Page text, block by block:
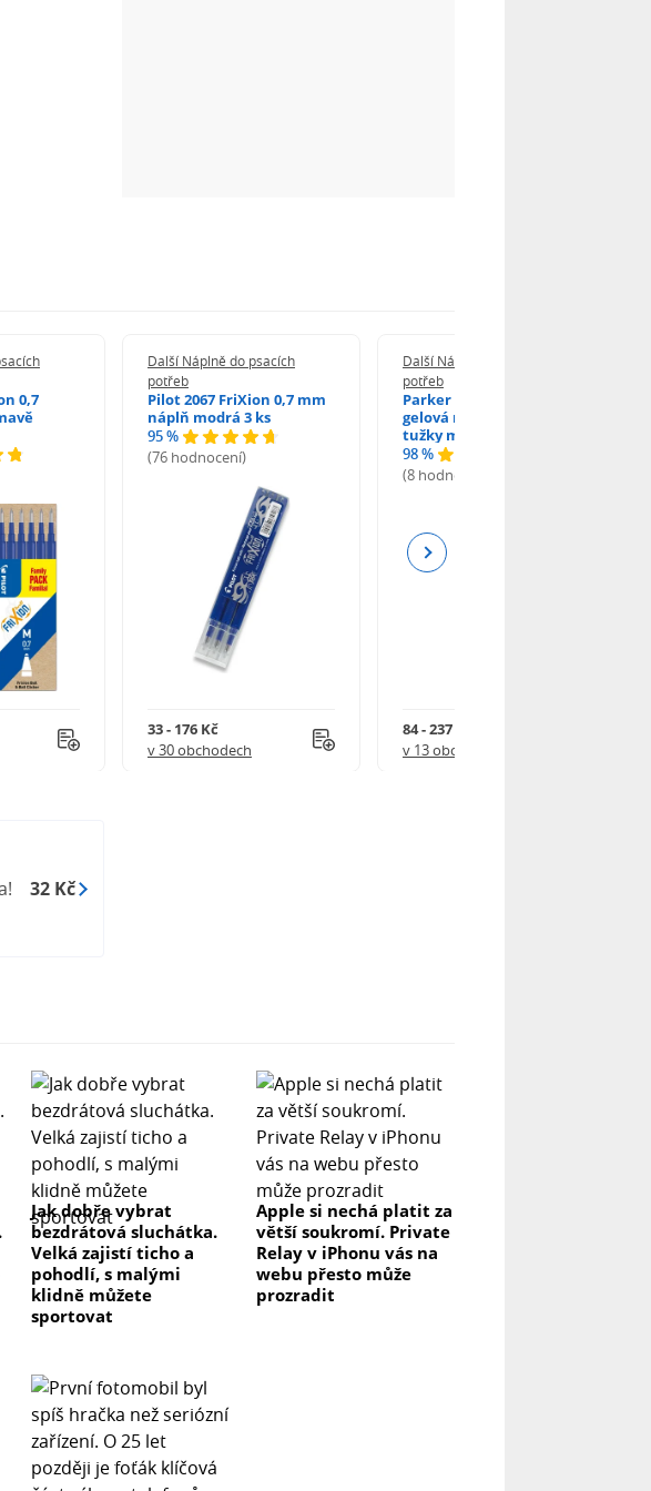
0,7
Další Náplně do psacích
potřeb
Pilot 2067 FriXion 0,7 mm
náplň modrá 3 ks
95 %
(76 hodnocení)
33 - 176 Kč
v 30 obchodech
Další Náplně do psacích
potřeb
Parker 1502/0250346
gelová náplň do kuličkové
tužky modrá
98 %
(8 hodnocení)
84 - 237 Kč
v 13 obchodech
Next
32 Kč
Jak dobře vybrat
bezdrátová sluchátka.
Velká zajistí ticho a
pohodlí, s malými
klidně můžete
sportovat
Apple si nechá platit za
větší soukromí. Private
Relay v iPhonu vás na
webu přesto může
prozradit